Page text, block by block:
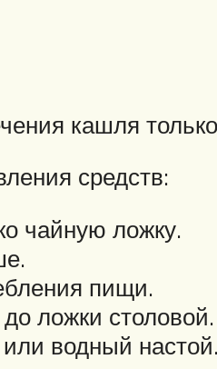
кашля
средств:
чайную ложку.
пищи.
ложки столовой.
водный настой.